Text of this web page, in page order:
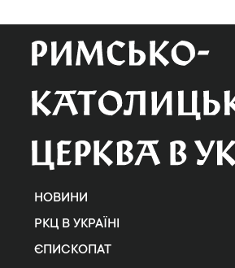
НОВИНИ
РКЦ В УКРАЇНІ
ЄПИСКОПАТ